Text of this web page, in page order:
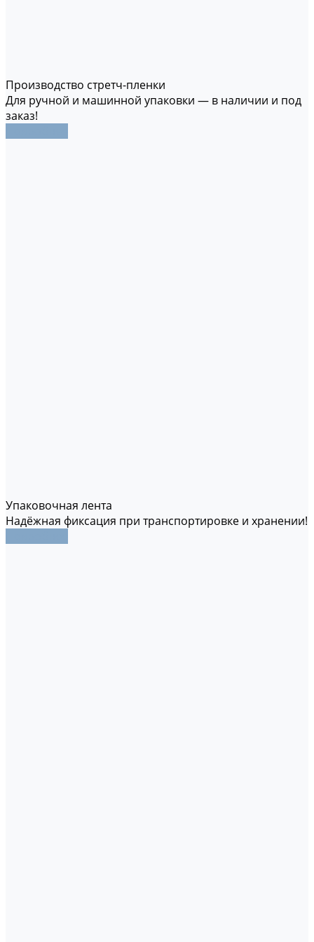
Производство стретч-пленки
Для ручной и машинной упаковки — в наличии и под
заказ!
Упаковочная лента
Надёжная фиксация при транспортировке и хранении!